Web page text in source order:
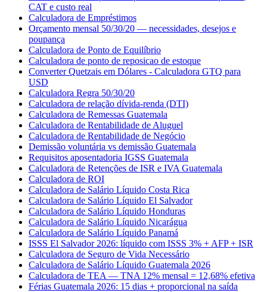
CAT e custo real
Calculadora de Empréstimos
Orçamento mensal 50/30/20 — necessidades, desejos e
poupança
Calculadora de Ponto de Equilíbrio
Calculadora de ponto de reposicao de estoque
Converter Quetzais em Dólares - Calculadora GTQ para
USD
Calculadora Regra 50/30/20
Calculadora de relação dívida-renda (DTI)
Calculadora de Remessas Guatemala
Calculadora de Rentabilidade de Aluguel
Calculadora de Rentabilidade de Negócio
Demissão voluntária vs demissão Guatemala
Requisitos aposentadoria IGSS Guatemala
Calculadora de Retenções de ISR e IVA Guatemala
Calculadora de ROI
Calculadora de Salário Líquido Costa Rica
Calculadora de Salário Líquido El Salvador
Calculadora de Salário Líquido Honduras
Calculadora de Salário Líquido Nicarágua
Calculadora de Salário Líquido Panamá
ISSS El Salvador 2026: líquido com ISSS 3% + AFP + ISR
Calculadora de Seguro de Vida Necessário
Calculadora de Salário Líquido Guatemala 2026
Calculadora de TEA — TNA 12% mensal = 12,68% efetiva
Férias Guatemala 2026: 15 dias + proporcional na saída